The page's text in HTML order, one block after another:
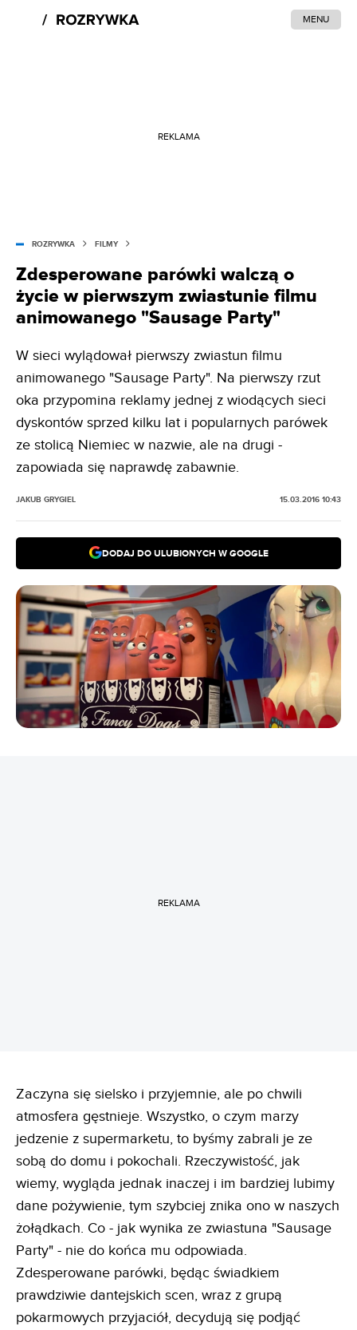
MENU
REKLAMA
ROZRYWKA FILMY
Zdesperowane parówki walczą o
życie w pierwszym zwiastunie filmu
animowanego "Sausage Party"
W sieci wylądował pierwszy zwiastun filmu
animowanego "Sausage Party". Na pierwszy rzut
oka przypomina reklamy jednej z wiodących sieci
dyskontów sprzed kilku lat i popularnych parówek
ze stolicą Niemiec w nazwie, ale na drugi -
zapowiada się naprawdę zabawnie.
JAKUB GRYGIEL 15.03.2016 10:43
DODAJ DO ULUBIONYCH W GOOGLE
REKLAMA
Zaczyna się sielsko i przyjemnie, ale po chwili
atmosfera gęstnieje. Wszystko, o czym marzy
jedzenie z supermarketu, to byśmy zabrali je ze
sobą do domu i pokochali. Rzeczywistość, jak
wiemy, wygląda jednak inaczej i im bardziej lubimy
dane pożywienie, tym szybciej znika ono w naszych
żołądkach. Co - jak wynika ze zwiastuna "Sausage
Party" - nie do końca mu odpowiada.
Zdesperowane parówki, będąc świadkiem
prawdziwie dantejskich scen, wraz z grupą
pokarmowych przyjaciół, decydują się podjąć